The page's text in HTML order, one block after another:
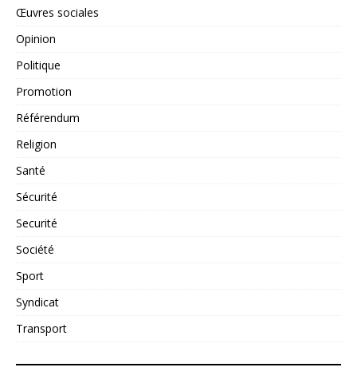
Œuvres sociales
Opinion
Politique
Promotion
Référendum
Religion
Santé
Sécurité
Securité
Société
Sport
Syndicat
Transport